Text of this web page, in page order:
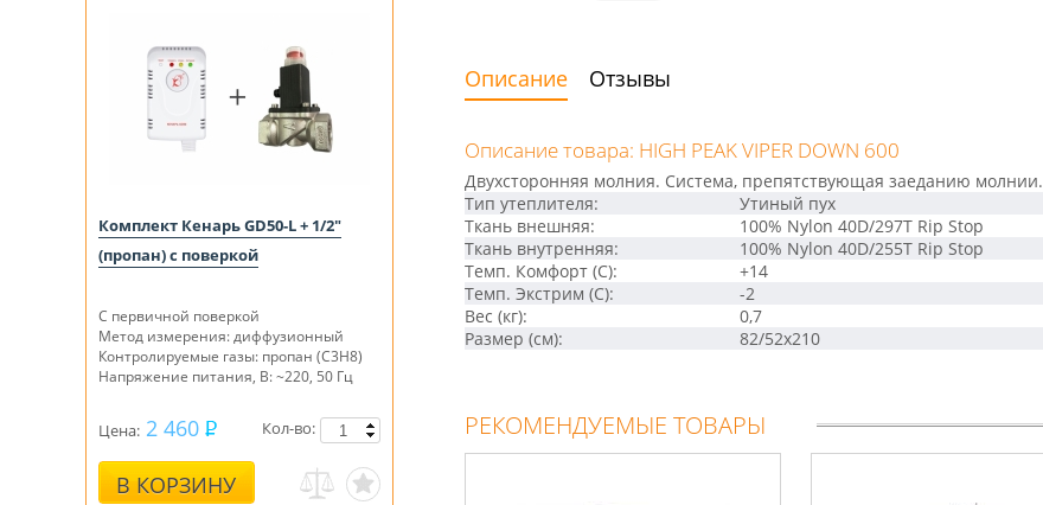
Комплект Кенарь GD50-L + 1/2"
(пропан) с поверкой
С первичной поверкой
Метод измерения: диффузионный
Контролируемые газы: пропан (C3H8)
Напряжение питания, В: ~220, 50 Гц
Цена: 2 460
В КОРЗИНУ
Кол-во:
Описание Отзывы
Описание товара: HIGH PEAK VIPER DOWN 600
Двухсторонняя молния. Система, препятствующая заеданию молнии.
Тип утеплителя:
Утиный пух
Ткань внешняя:
100% Nylon 40D/297T Rip Stop
Ткань внутренняя:
100% Nylon 40D/255T Rip Stop
Темп. Комфорт (С):
+14
Темп. Экстрим (С):
-2
Вес (кг):
0,7
Размер (см):
82/52x210
РЕКОМЕНДУЕМЫЕ ТОВАРЫ